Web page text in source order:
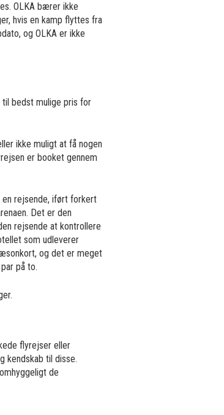
OLKA bærer ikke
hvis en kamp flyttes fra
og OLKA er ikke
bedst mulige pris for
ikke muligt at få nogen
er booket gennem
en rejsende, iført forkert
Det er den
rejsende at kontrollere
som udleverer
og det er meget
på to.
flyrejser eller
kendskab til disse.
de